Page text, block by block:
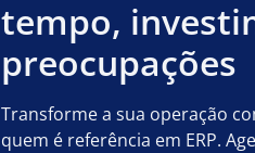
tempo,
preocupações
Transforme a sua operação
quem é referência em ERP.